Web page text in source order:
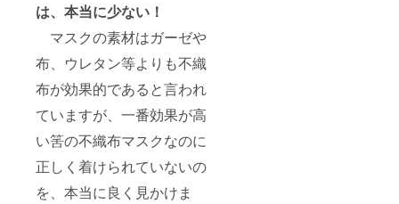
は、本当に少ない！
マスクの素材はガーゼや
布、ウレタン等よりも不織
布が効果的であると言われ
ていますが、一番効果が高
い筈の不織布マスクなのに
正しく着けられていないの
を、本当に良く見かけま